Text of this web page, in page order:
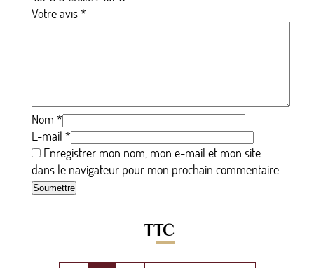
Votre avis*
Nom *
E-mail *
Enregistrer mon nom, mon e-mail et mon site
dans le navigateur pour mon prochain commentaire.
TTC